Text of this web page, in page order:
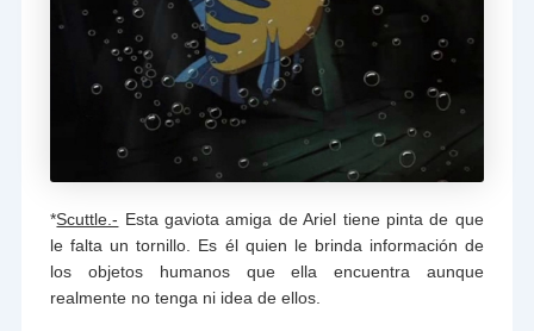
*Scuttle.- Esta gaviota amiga de Ariel tiene pinta de que
le falta un tornillo. Es él quien le brinda información de
los objetos humanos que ella encuentra aunque
realmente no tenga ni idea de ellos.